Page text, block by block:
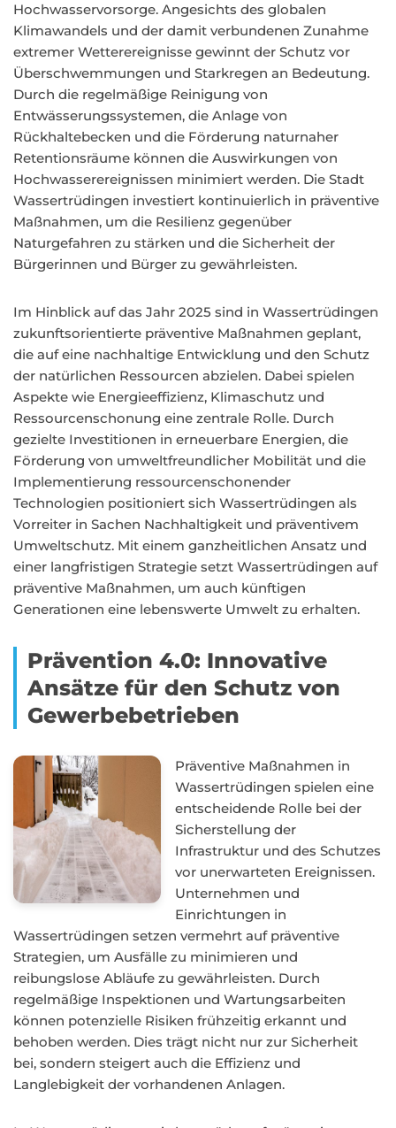
Hochwasservorsorge. Angesichts des globalen
Klimawandels und der damit verbundenen Zunahme
extremer Wetterereignisse gewinnt der Schutz vor
Überschwemmungen und Starkregen an Bedeutung.
Durch die regelmäßige Reinigung von
Entwässerungssystemen, die Anlage von
Rückhaltebecken und die Förderung naturnaher
Retentionsräume können die Auswirkungen von
Hochwasserereignissen minimiert werden. Die Stadt
Wassertrüdingen investiert kontinuierlich in präventive
Maßnahmen, um die Resilienz gegenüber
Naturgefahren zu stärken und die Sicherheit der
Bürgerinnen und Bürger zu gewährleisten.
Im Hinblick auf das Jahr 2025 sind in Wassertrüdingen
zukunftsorientierte präventive Maßnahmen geplant,
die auf eine nachhaltige Entwicklung und den Schutz
der natürlichen Ressourcen abzielen. Dabei spielen
Aspekte wie Energieeffizienz, Klimaschutz und
Ressourcenschonung eine zentrale Rolle. Durch
gezielte Investitionen in erneuerbare Energien, die
Förderung von umweltfreundlicher Mobilität und die
Implementierung ressourcenschonender
Technologien positioniert sich Wassertrüdingen als
Vorreiter in Sachen Nachhaltigkeit und präventivem
Umweltschutz. Mit einem ganzheitlichen Ansatz und
einer langfristigen Strategie setzt Wassertrüdingen auf
präventive Maßnahmen, um auch künftigen
Generationen eine lebenswerte Umwelt zu erhalten.
Prävention 4.0: Innovative
Ansätze für den Schutz von
Gewerbebetrieben
Präventive Maßnahmen in
Wassertrüdingen spielen eine
entscheidende Rolle bei der
Sicherstellung der
Infrastruktur und des Schutzes
vor unerwarteten Ereignissen.
Unternehmen und
Einrichtungen in
Wassertrüdingen setzen vermehrt auf präventive
Strategien, um Ausfälle zu minimieren und
reibungslose Abläufe zu gewährleisten. Durch
regelmäßige Inspektionen und Wartungsarbeiten
können potenzielle Risiken frühzeitig erkannt und
behoben werden. Dies trägt nicht nur zur Sicherheit
bei, sondern steigert auch die Effizienz und
Langlebigkeit der vorhandenen Anlagen.